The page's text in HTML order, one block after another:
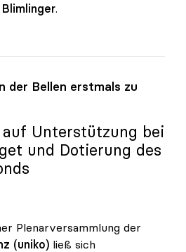
.
von
der Bellen erstmals zu
Unterstützung bei
und Dotierung des
Plenarversammlung der
(uniko) ließ sich